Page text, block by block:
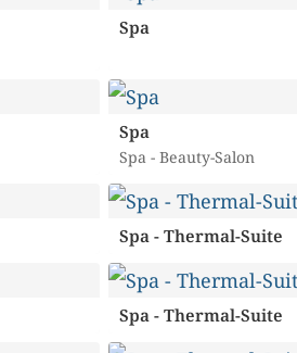
Spa
Spa
Spa - Beauty-Salon
Spa - Thermal-Suite
Spa - Thermal-Suite